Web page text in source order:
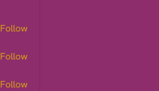
Follow
Follow
Follow